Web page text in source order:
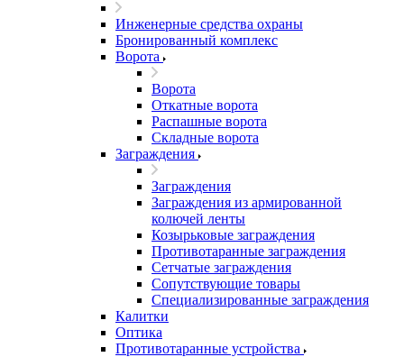
Инженерные средства охраны
Бронированный комплекс
Ворота
Ворота
Откатные ворота
Распашные ворота
Складные ворота
Заграждения
Заграждения
Заграждения из армированной
колючей ленты
Козырьковые заграждения
Противотаранные заграждения
Сетчатые заграждения
Сопутствующие товары
Специализированные заграждения
Калитки
Оптика
Противотаранные устройства